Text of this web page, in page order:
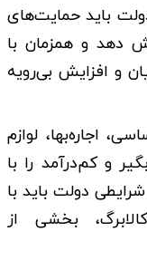
باید حمایت‌های
دهد و همزمان با
و افزایش بی‌رویه
اجاره‌بها، لوازم
و کم‌درآمد را با
دولت باید با
بخشی از